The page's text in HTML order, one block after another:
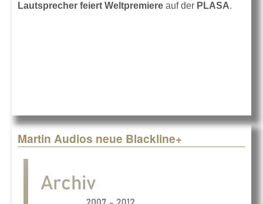
Lautsprecher feiert Weltpremiere auf der PLASA.
Martin Audios neue Blackline+